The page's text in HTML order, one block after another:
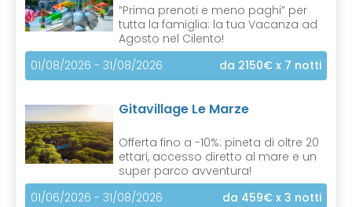
“Prima prenoti e meno paghi” per
tutta la famiglia: la tua Vacanza ad
Agosto nel Cilento!
01/08/2026 - 31/08/2026
da 2150€ x 7 notti
Gitavillage Le Marze
Offerta fino a -10%: pineta di oltre 20
ettari, accesso diretto al mare e un
super parco avventura!
01/06/2026 - 31/08/2026
da 459€ x 3 notti